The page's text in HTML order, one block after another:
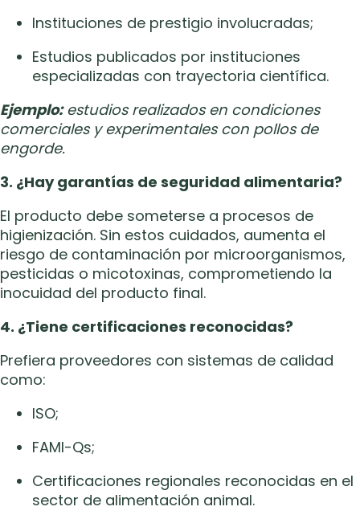
Instituciones de prestigio involucradas;
Estudios publicados por instituciones
especializadas con trayectoria científica.
Ejemplo:estudios realizados en condiciones
comerciales y experimentales con pollos de
engorde.
3. ¿Hay garantías de seguridad alimentaria?
El producto debe someterse a procesos de
higienización. Sin estos cuidados, aumenta el
riesgo de contaminación por microorganismos,
pesticidas o micotoxinas, comprometiendo la
inocuidad del producto final.
4. ¿Tiene certificaciones reconocidas?
Prefiera proveedores con sistemas de calidad
como:
ISO;
FAMI-Qs;
Certificaciones regionales reconocidas en el
sector de alimentación animal.